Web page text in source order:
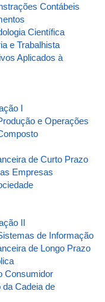
Contábeis
Científica
e Trabalhista
Aplicados à
I
e Operações
de Curto Prazo
Empresas
II
de Informação
de Longo Prazo
Consumidor
da Cadeia de